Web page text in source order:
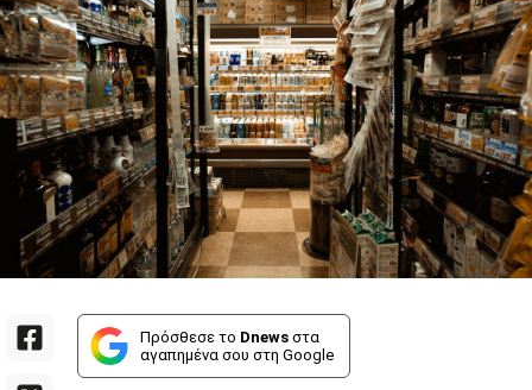
Πρόσθεσε το Dnews στα
αγαπημένα σου στη Google